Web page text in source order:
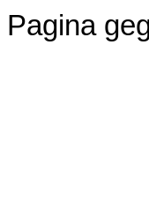
Pagina